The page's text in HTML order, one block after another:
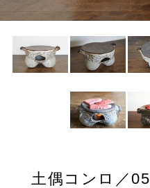
土偶コンロ／05